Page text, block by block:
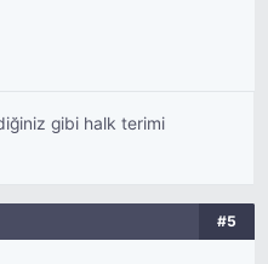
gibi halk terimi
#5